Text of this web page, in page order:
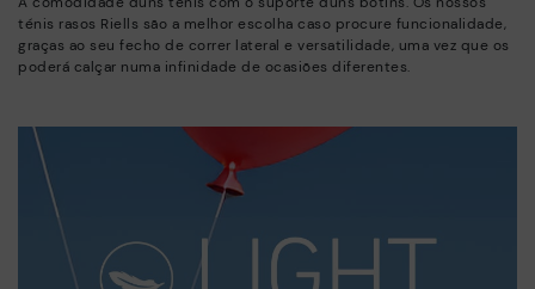
ténis rasos Riells são a melhor escolha caso procure funcionalidade,
graças ao seu fecho de correr lateral e versatilidade, uma vez que os
poderá calçar numa infinidade de ocasiões diferentes.